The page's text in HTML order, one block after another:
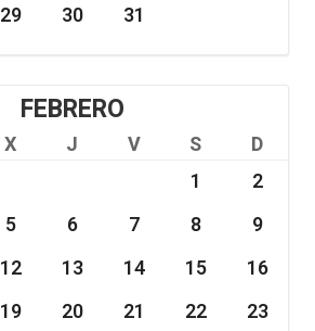
29 30 31
FEBRERO
X J V S
D
1
2
5 6 7 8
9
12 13 14 15
16
19 20 21 22
23